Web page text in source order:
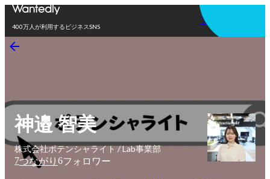
400万人が利用するビジネスSNS
アプリを使う
神邉 智美
株式会社ポテンシャライト / Lab事業部
7つながり 6フォロワー